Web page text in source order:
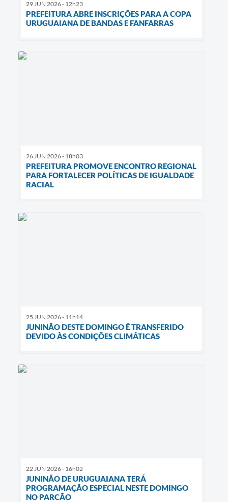
29 JUN 2026 - 12h23
PREFEITURA ABRE INSCRIÇÕES PARA A COPA
URUGUAIANA DE BANDAS E FANFARRAS
26 JUN 2026 - 18h03
PREFEITURA PROMOVE ENCONTRO REGIONAL
PARA FORTALECER POLÍTICAS DE IGUALDADE
RACIAL
25 JUN 2026 - 11h14
JUNINÃO DESTE DOMINGO É TRANSFERIDO
DEVIDO ÀS CONDIÇÕES CLIMÁTICAS
22 JUN 2026 - 16h02
JUNINÃO DE URUGUAIANA TERÁ
PROGRAMAÇÃO ESPECIAL NESTE DOMINGO
NO PARCÃO